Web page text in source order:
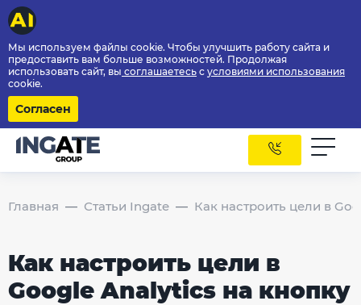
Мы используем файлы cookie. Чтобы улучшить работу сайта и
предоставить вам больше возможностей. Продолжая
использовать сайт, вы соглашаетесь с условиями использования
cookie.
Согласен
Главная Статьи Ingate Как настроить цели в
Как настроить цели в
Google Analytics на кнопку